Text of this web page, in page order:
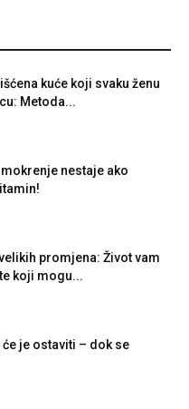
kuće koji svaku ženu
Metoda...
nestaje ako
promjena: Život vam
koji mogu...
je ostaviti – dok se